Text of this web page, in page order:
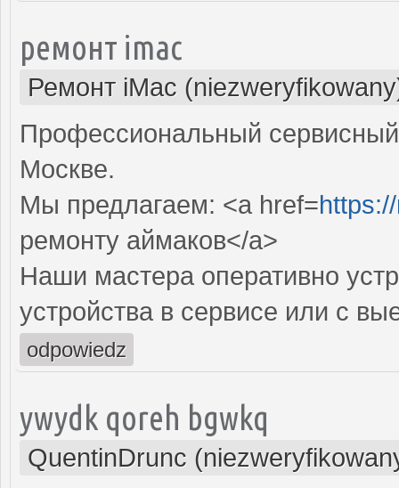
ремонт imac
Ремонт iMac
Профессиональный
Москве.
Мы предлагаем: <a href=
ремонту аймаков</a>
Наши мастера оперативно
устройства в сервисе или с
odpowiedz
ywydk qoreh bgwkq
QuentinDrunc